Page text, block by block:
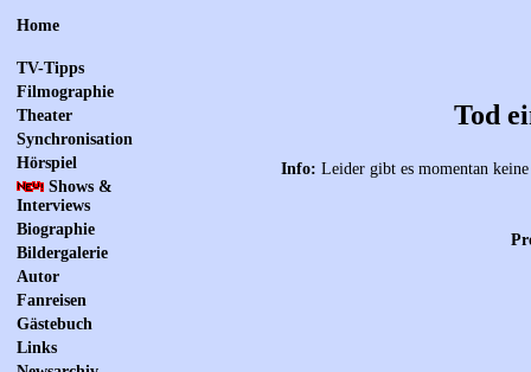
Home
TV-Tipps
Filmographie
Theater
Synchronisation
Hörspiel
Shows &
Interviews
Biographie
Bildergalerie
Autor
Fanreisen
Gästebuch
Links
Tod
Info: Leider gibt es momentan